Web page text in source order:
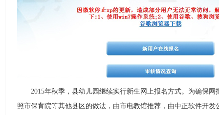
2015年秋季，县幼儿园继续实行新生网上报名方式。为确保网
照市保育院等其他县区的做法，由市电教馆推荐，由中正软件开发